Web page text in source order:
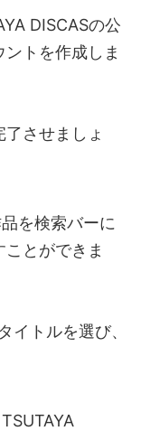
DISCASの公
トを作成しま
させましょ
を検索バーに
とができま
イトルを選び、